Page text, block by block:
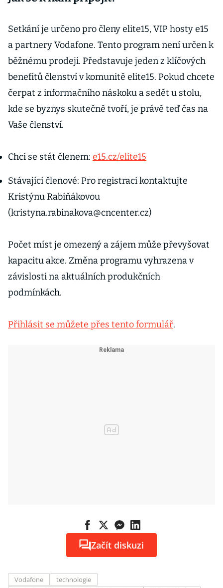
Setkání je určeno pro členy elite15, VIP hosty e15
a partnery Vodafone. Tento program není určen k
běžnému prodeji. Představuje jeden z klíčových
benefitů členství v komunitě elite15. Pokud chcete
čerpat z informačního náskoku a sedět u stolu,
kde se byznys skutečně tvoří, je právě teď čas na
Vaše členství.
Chci se stát členem: e15.cz/elite15
Stávající členové: Pro registraci kontaktujte
Kristýnu Rabiňákovou
(kristyna.rabinakova@cncenter.cz)
Počet míst je omezený a zájem může převyšovat
kapacitu akce. Změna programu vyhrazena v
závislosti na aktuálních produkčních
podmínkách.
Přihlásit se můžete přes tento formulář.
Začít diskuzi
Vodafone
technologie